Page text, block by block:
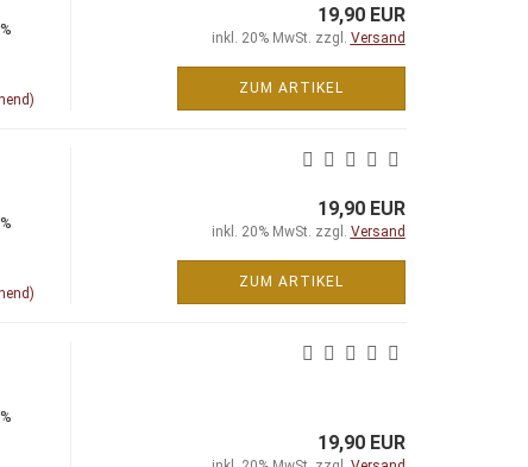
19,90 EUR
inkl. 20% MwSt. zzgl. Versand
ZUM ARTIKEL
19,90 EUR
inkl. 20% MwSt. zzgl. Versand
ZUM ARTIKEL
19,90 EUR